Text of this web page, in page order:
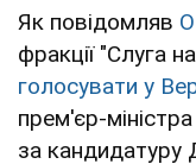
Як повідомляв
фракції "Слуга
голосувати у
прем'єр-
за